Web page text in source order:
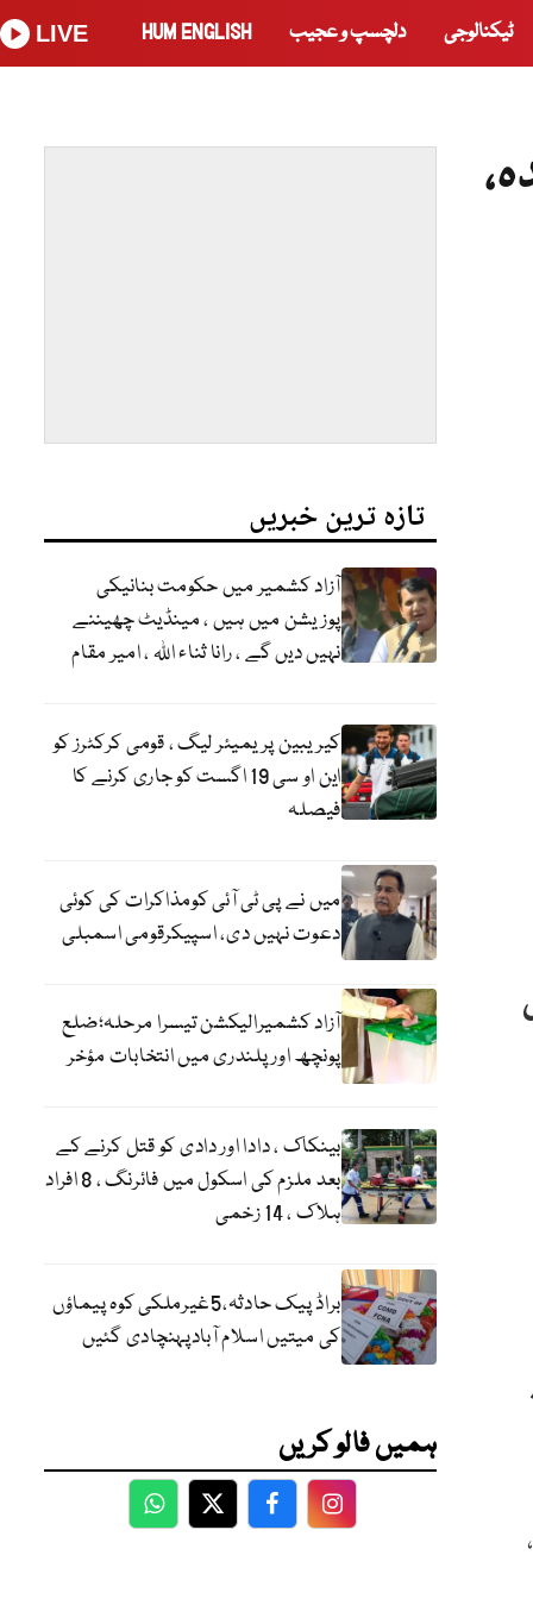
ٹیکنالوجی دلچسپ و عجیب HUM ENGLISH
LIVE
تازہ ترین خبریں
آزاد کشمیر میں حکومت بنانیکی
پوزیشن میں ہیں ، مینڈیٹ چھیننے
نہیں دیں گے ، رانا ثناء اللہ ، امیر مقام
کیریبین پریمیئر لیگ ، قومی کرکٹرز کو
این او سی 19 اگست کو جاری کرنے کا
فیصلہ
میں نے پی ٹی آئی کومذاکرات کی کوئی
دعوت نہیں دی، اسپیکرقومی اسمبلی
آزاد کشمیرالیکشن تیسرا مرحلہ؛ضلع
پونچھ اور پلندری میں انتخابات مؤخر
بینکاک ، دادا اور دادی کو قتل کرنے کے
بعد ملزم کی اسکول میں فائرنگ ، 8 افراد
ہلاک ، 14 زخمی
براڈ پیک حادثہ،5غیرملکی کوہ پیماؤں
کی میتیں اسلام آبادپہنچادی گئیں
ہمیں فالو کریں
WhatsApp
TwitterFacebookFacebook